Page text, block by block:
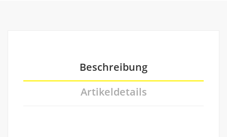
Beschreibung
Artikeldetails